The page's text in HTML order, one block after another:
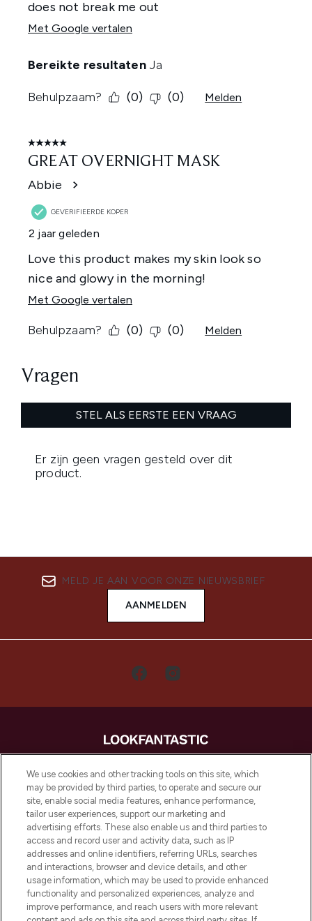
MELD JE AAN VOOR ONZE NIEUWSBRIEF
AANMELDEN
LOOKFANTASTIC is de ultieme online
beautybestemming van Europa, met de
beste huidverzorging, haarproducten en
make-up van meer dan 200 topmerken.
Shop online of via de app, met gratis
verzending vanaf €40.
Cookie-toestemming
Do Not Sell or Share My Personal
Information
We use cookies and other tracking tools on this site, which
may be provided by third parties, to operate and secure our
site, enable social media features, enhance performance,
tailor user experiences, support our marketing and
advertising efforts. These also enable us and third parties to
access and record user and activity data, such as IP
addresses and online identifiers, referring URLs, searches
and interactions, browser and device details, and other
usage information, which may be used to provide enhanced
functionality and personalized experiences, analyze and
improve performance, and reach users with more relevant